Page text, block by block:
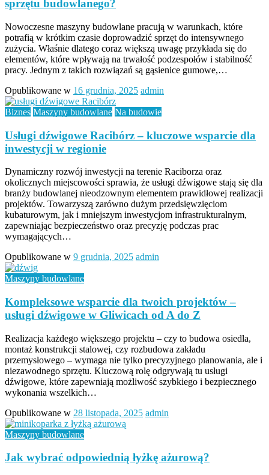
sprzętu budowlanego?
Nowoczesne maszyny budowlane pracują w warunkach, które
potrafią w krótkim czasie doprowadzić sprzęt do intensywnego
zużycia. Właśnie dlatego coraz większą uwagę przykłada się do
elementów, które wpływają na trwałość podzespołów i stabilność
pracy. Jednym z takich rozwiązań są gąsienice gumowe,…
Opublikowane w 16 grudnia, 2025 admin
Biznes Maszyny budowlane Na budowie
Usługi dźwigowe Racibórz – kluczowe wsparcie dla
inwestycji w regionie
Dynamiczny rozwój inwestycji na terenie Raciborza oraz
okolicznych miejscowości sprawia, że usługi dźwigowe stają się dla
branży budowlanej nieodzownym elementem prawidłowej realizacji
projektów. Towarzyszą zarówno dużym przedsięwzięciom
kubaturowym, jak i mniejszym inwestycjom infrastrukturalnym,
zapewniając bezpieczeństwo oraz precyzję podczas prac
wymagających…
Opublikowane w 9 grudnia, 2025 admin
Maszyny budowlane
Kompleksowe wsparcie dla twoich projektów –
usługi dźwigowe w Gliwicach od A do Z
Realizacja każdego większego projektu – czy to budowa osiedla,
montaż konstrukcji stalowej, czy rozbudowa zakładu
przemysłowego – wymaga nie tylko precyzyjnego planowania, ale i
niezawodnego sprzętu. Kluczową rolę odgrywają tu usługi
dźwigowe, które zapewniają możliwość szybkiego i bezpiecznego
wykonania wszelkich…
Opublikowane w 28 listopada, 2025 admin
Maszyny budowlane
Jak wybrać odpowiednią łyżkę ażurową?